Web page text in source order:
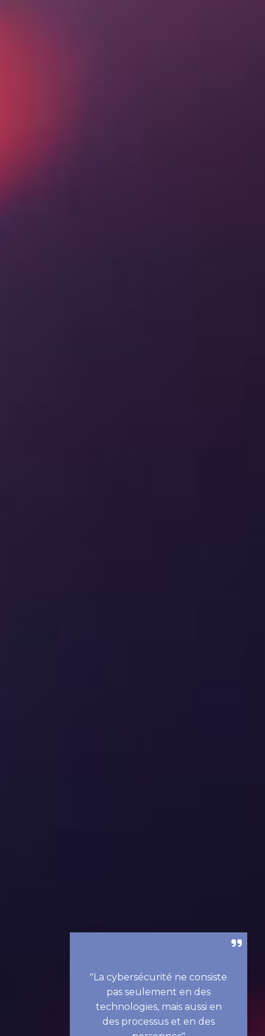
"La cybersécurité ne consiste
pas seulement en des
technologies, mais aussi en
des processus et en des